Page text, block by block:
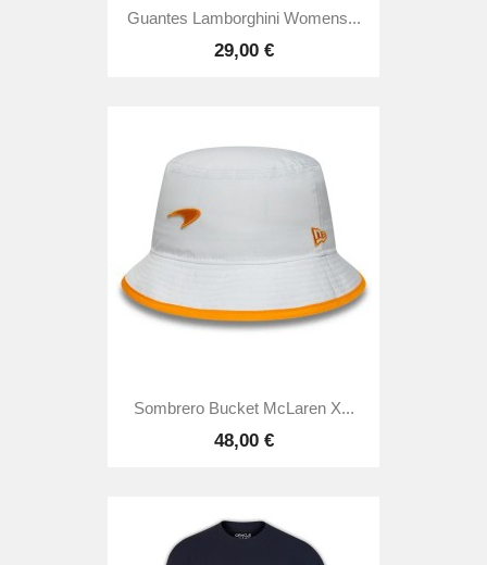
Guantes Lamborghini Womens...
29,00 €
Sombrero Bucket McLaren X...
48,00 €